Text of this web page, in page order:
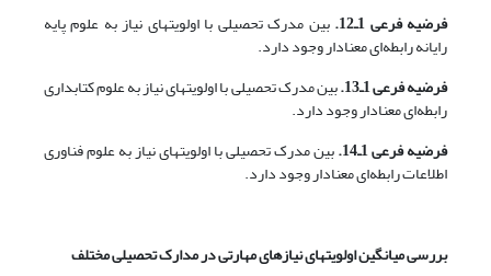
فرضیه فرعی 1ـ12.
بین مدرک تحصیلی با اولویتهای نیاز به علوم پایه
رایانه رابطه‌ای معنادار وجود دارد.
فرضیه فرعی 1ـ13.
بین مدرک تحصیلی با اولویتهای نیاز به علوم کتابداری
رابطه‌ای معنادار وجود دارد.
فرضیه فرعی 1ـ14.
بین مدرک تحصیلی با اولویتهای نیاز به علوم فناوری
اطلاعات رابطه‌ای معنادار وجود دارد.
بررسی میانگین اولویتهای نیازهای مهارتی در مدارک تحصیلی مختلف